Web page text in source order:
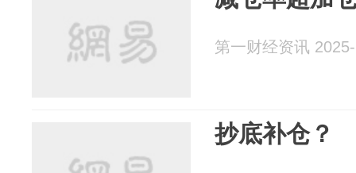
第一财经资讯
抄底补仓？